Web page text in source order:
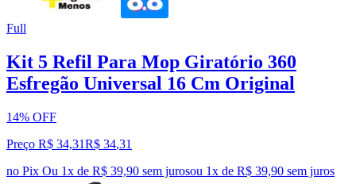
Full
Kit 5 Refil Para Mop Giratório 360
Esfregão Universal 16 Cm Original
14% OFF
Preço R$ 34,31R$ 34,31
no Pix Ou 1x de R$ 39,90 sem jurosou 1x de R$ 39,90 sem juros